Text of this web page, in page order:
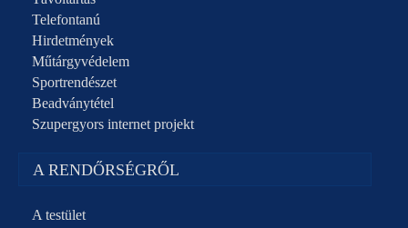
Telefontanú
Hirdetmények
Műtárgyvédelem
Sportrendészet
Beadványtétel
Szupergyors internet projekt
A RENDŐRSÉGRŐL
A testület